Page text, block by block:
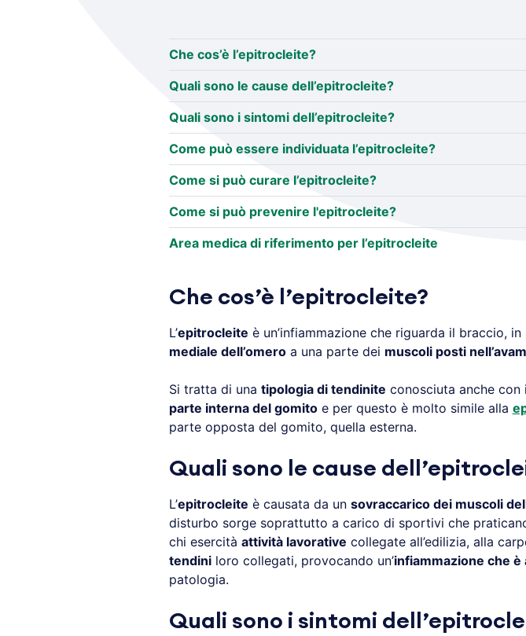
Che cos’è l’epitrocleite?
Quali sono le cause dell’epitrocleite?
Quali sono i sintomi dell’epitrocleite?
Come può essere individuata l’epitrocleite?
Come si può curare l’epitrocleite?
Come si può prevenire l'epitrocleite?
Area medica di riferimento per l’epitrocleite
Che cos’è l’epitrocleite?
L’epitrocleite è un’infiammazione che riguarda il braccio,
mediale dell’omeroa una parte dei muscoli posti
Si tratta di una tipologia di tendinite conosciuta anche con
parte interna del gomitoe per questo è molto simile alla
parte opposta del gomito, quella esterna.
Quali sono le cause
L’epitrocleite è causata da un sovraccarico dei muscoli
disturbo sorge soprattutto a carico di sportivi che
chi esercità attività lavorative collegate all’edilizia, alla
tendiniloro collegati, provocando un’infiammazione che è
patologia.
Quali sono i sintomi